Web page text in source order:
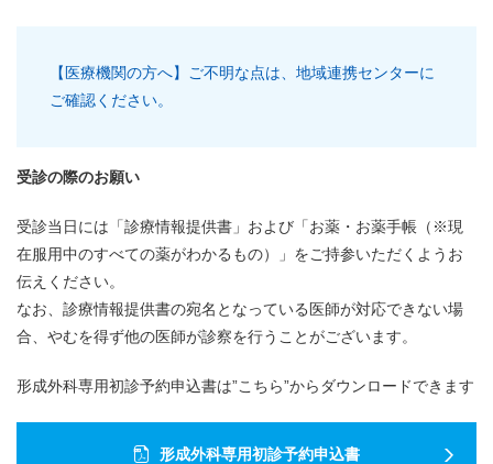
【医療機関の方へ】ご不明な点は、地域連携センターに
ご確認ください。
受診の際のお願い
受診当日には「診療情報提供書」および「お薬・お薬手帳（※現
在服用中のすべての薬がわかるもの）」をご持参いただくようお
伝えください。
なお、診療情報提供書の宛名となっている医師が対応できない場
合、やむを得ず他の医師が診察を行うことがございます。
形成外科専用初診予約申込書は”こちら”からダウンロードできます
形成外科専用初診予約申込書